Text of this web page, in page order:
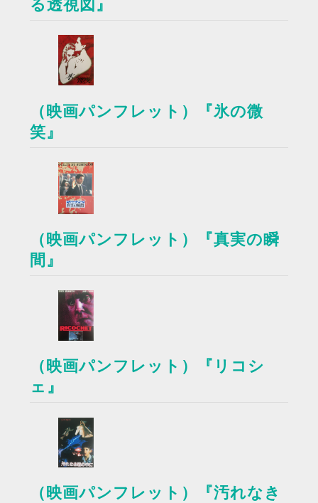
る透視図』
（映画パンフレット）『氷の微
笑』
（映画パンフレット）『真実の瞬
間』
（映画パンフレット）『リコシ
ェ』
（映画パンフレット）『汚れなき